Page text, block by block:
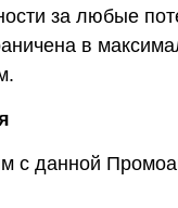
за любые
в
с данной